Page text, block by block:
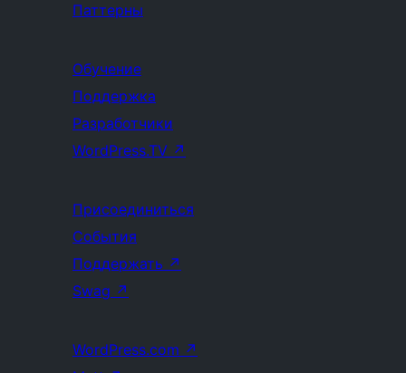
Паттерны
Обучение
Поддержка
Разработчики
WordPress.TV ↗
Присоединиться
События
Поддержать ↗
Swag ↗
WordPress.com ↗